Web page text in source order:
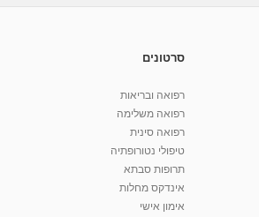
סרטונים
רפואה ובריאות
רפואה משלימה
רפואה סינית
טיפולי נטורופתיה
תרופות סבתא
אינדקס מחלות
אימון אישי